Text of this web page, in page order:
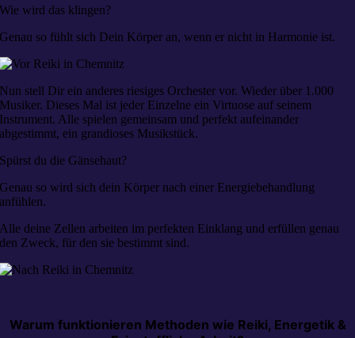
Wie wird das klingen?
Genau so fühlt sich Dein Körper an, wenn er nicht in Harmonie ist.
Nun stell Dir ein anderes riesiges Orchester vor. Wieder über 1.000
Musiker. Dieses Mal ist jeder Einzelne ein Virtuose auf seinem
Instrument. Alle spielen gemeinsam und perfekt aufeinander
abgestimmt, ein grandioses Musikstück.
Spürst du die Gänsehaut?
Genau so wird sich dein Körper nach einer Energiebehandlung
anfühlen.
Alle deine Zellen arbeiten im perfekten Einklang und erfüllen genau
den Zweck, für den sie bestimmt sind.
Warum funktionieren Methoden wie Reiki, Energetik &